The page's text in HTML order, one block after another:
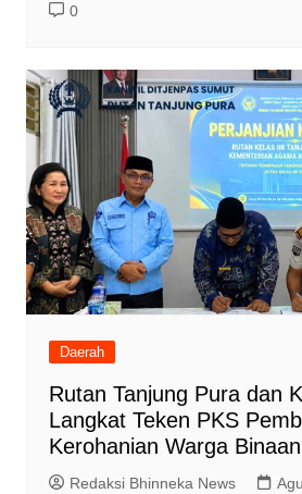
0
Daerah
Rutan Tanjung Pura dan
Langkat Teken PKS
Kerohanian Warga Binaan
Redaksi Bhinneka News